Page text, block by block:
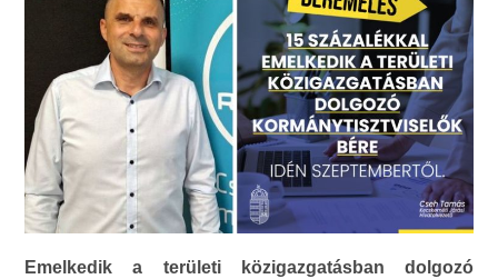
Emelkedik a területi közigazgatásban dolgozó